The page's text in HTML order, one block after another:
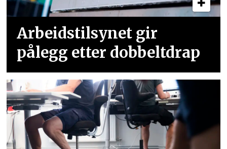
Arbeidstilsynet gir
pålegg etter dobbeltdrap